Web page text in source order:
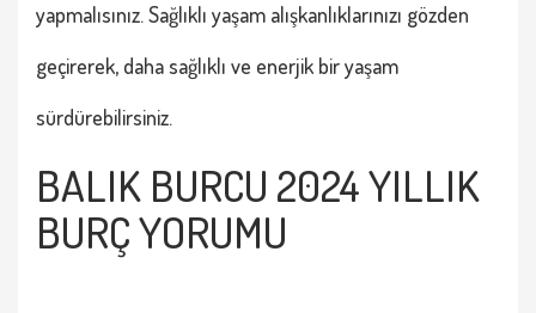
yapmalısınız. Sağlıklı yaşam alışkanlıklarınızı gözden
geçirerek, daha sağlıklı ve enerjik bir yaşam
sürdürebilirsiniz.
BALIK BURCU 2024 YILLIK
BURÇ YORUMU